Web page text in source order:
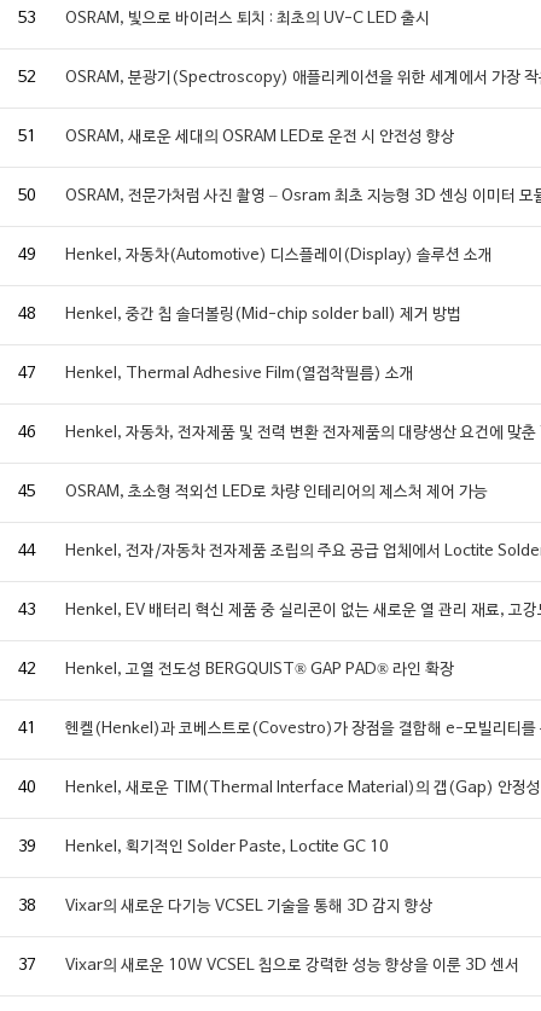
53 OSRAM, 빛으로 바이러스 퇴치 : 최초의 UV-C LED 출시
52 OSRAM, 분광기(Spectroscopy) 애플리케이션을 위한 세계에서 가장 작
51 OSRAM, 새로운 세대의 OSRAM LED로 운전 시 안전성 향상
50 OSRAM, 전문가처럼 사진 촬영 – Osram 최초 지능형 3D 센싱 이미터 모
49 Henkel, 자동차(Automotive) 디스플레이(Display) 솔루션 소개
48 Henkel, 중간 칩 솔더볼링(Mid-chip solder ball) 제거 방법
47 Henkel, Thermal Adhesive Film(열접착필름) 소개
46 Henkel, 자동차, 전자제품 및 전력 변환 전자제품의 대량생산 요건에 맞
45 OSRAM, 초소형 적외선 LED로 차량 인테리어의 제스처 제어 가능
44 Henkel, 전자/자동차 전자제품 조립의 주요 공급 업체에서 Loctite
43 Henkel, EV 배터리 혁신 제품 중 실리콘이 없는 새로운 열 관리 재료, 고
42 Henkel, 고열 전도성 BERGQUIST® GAP PAD® 라인 확장
41 헨켈(Henkel)과 코베스트로(Covestro)가 장점을 결합해 e-모빌리티를
40 Henkel, 새로운 TIM(Thermal Interface Material)의 갭(Gap) 안정성
39 Henkel, 획기적인 Solder Paste, Loctite GC 10
38 Vixar의 새로운 다기능 VCSEL 기술을 통해 3D 감지 향상
37 Vixar의 새로운 10W VCSEL 칩으로 강력한 성능 향상을 이룬 3D 센서